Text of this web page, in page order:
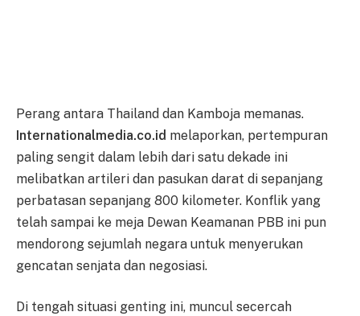
Perang antara Thailand dan Kamboja memanas.
Internationalmedia.co.id melaporkan, pertempuran
paling sengit dalam lebih dari satu dekade ini
melibatkan artileri dan pasukan darat di sepanjang
perbatasan sepanjang 800 kilometer. Konflik yang
telah sampai ke meja Dewan Keamanan PBB ini pun
mendorong sejumlah negara untuk menyerukan
gencatan senjata dan negosiasi.
Di tengah situasi genting ini, muncul secercah